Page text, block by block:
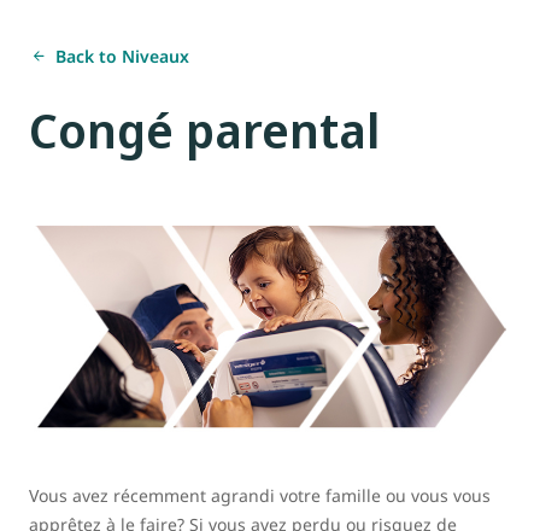
Back to Niveaux
Congé parental
Vous avez récemment agrandi votre famille ou vous vous
apprêtez à le faire? Si vous avez perdu ou risquez de